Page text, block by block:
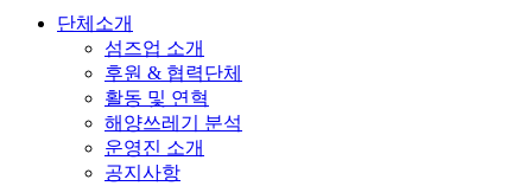
단체소개
섬즈업 소개
후원 & 협력단체
활동 및 연혁
해양쓰레기 분석
운영진 소개
공지사항